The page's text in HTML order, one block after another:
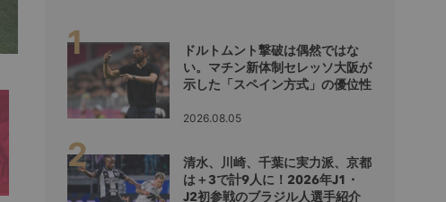
ドルトムント撃破は偶然ではな
い。マチン新体制セレッソ大阪が
示した「スペイン方式」の優位性
2026.08.05
清水、川崎、千葉に実力派、京都
は＋3で計9人に！2026年J1・
J2初参戦のブラジル人選手紹介